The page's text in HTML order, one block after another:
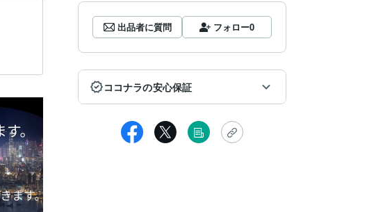
出品者に質問 フォロー0
ココナラの安心保証